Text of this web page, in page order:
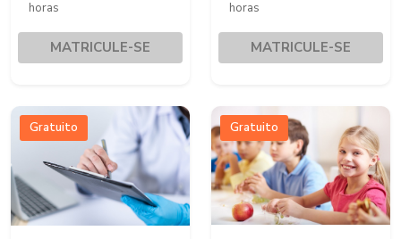
horas
MATRICULE-SE
horas
MATRICULE-SE
Gratuito Gratuito